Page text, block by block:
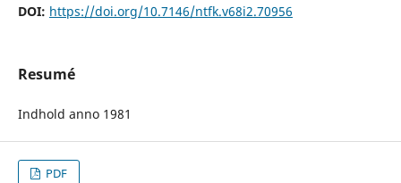
DOI: https://doi.org/10.7146/ntfk.v68i2.70956
Resumé
Indhold anno 1981
PDF